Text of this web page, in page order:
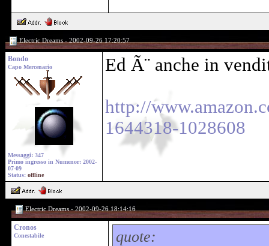
Electric Dreams - 2002-09-26 17:20:57
Bondo
Capo Mercenario
Messaggi: 347
Primo ingresso in Numenor: 2002-
07-09
Status: offline
Ed Ã¨ anche in
http://
1644318-1028608
Electric Dreams - 2002-09-26 18:14:16
Cronos
Conestabile quote: